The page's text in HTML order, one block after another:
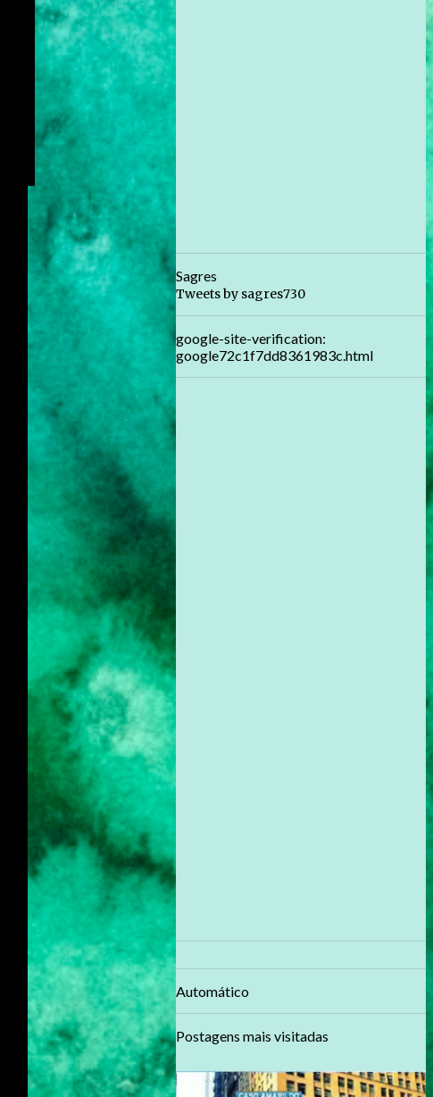
Sagres
Tweets by sagres730
google-site-verification:
google72c1f7dd8361983c.html
Automático
Postagens mais visitadas